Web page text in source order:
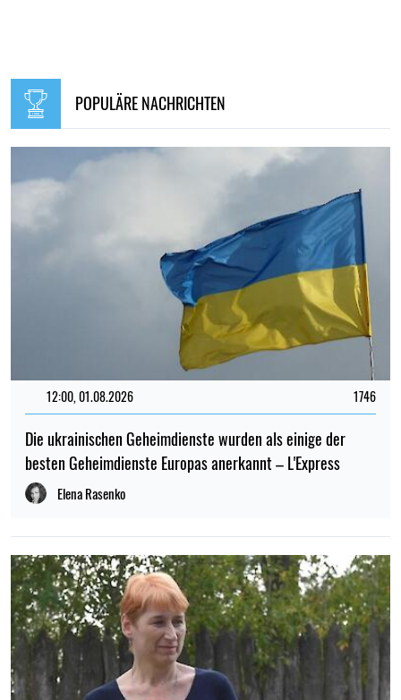
POPULÄRE NACHRICHTEN
12:00, 01.08.2026 1746
Die ukrainischen Geheimdienste wurden als einige der
besten Geheimdienste Europas anerkannt – L'Express
Elena Rasenko